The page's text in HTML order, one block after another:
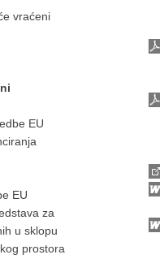
vraćeni
EU
EU
za
u sklopu
prostora